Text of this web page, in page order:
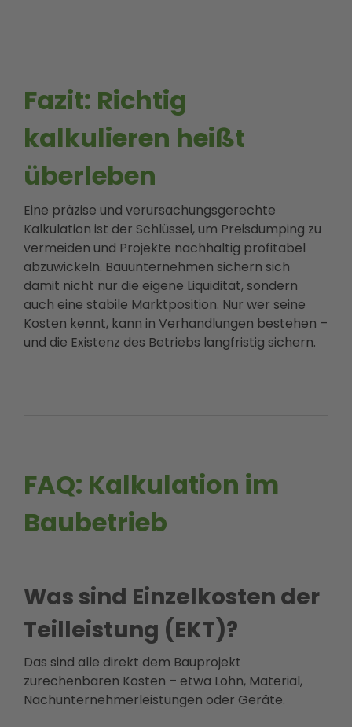
Fazit: Richtig
kalkulieren heißt
überleben
Eine präzise und verursachungsgerechte
Kalkulation ist der Schlüssel, um Preisdumping zu
vermeiden und Projekte nachhaltig profitabel
abzuwickeln. Bauunternehmen sichern sich
damit nicht nur die eigene Liquidität, sondern
auch eine stabile Marktposition. Nur wer seine
Kosten kennt, kann in Verhandlungen bestehen –
und die Existenz des Betriebs langfristig sichern.
FAQ: Kalkulation im
Baubetrieb
Was sind Einzelkosten der
Teilleistung (EKT)?
Das sind alle direkt dem Bauprojekt
zurechenbaren Kosten – etwa Lohn, Material,
Nachunternehmerleistungen oder Geräte.